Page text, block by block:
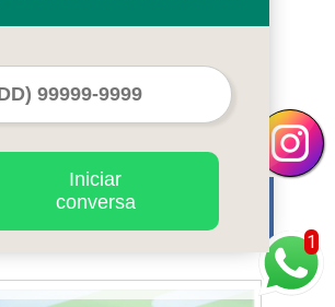
produtos de limpeza preços
1
Iniciar
conversa